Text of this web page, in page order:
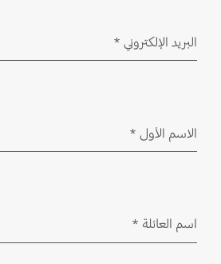
البريد الإلكتروني *
الاسم الأول *
اسم العائلة *